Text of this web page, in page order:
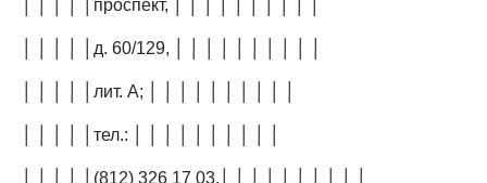
│ │ │ │ │проспект, │ │ │ │ │ │ │ │ │ │
│ │ │ │ │д. 60/129, │ │ │ │ │ │ │ │ │ │
│ │ │ │ │лит. А; │ │ │ │ │ │ │ │ │ │
│ │ │ │ │тел.: │ │ │ │ │ │ │ │ │ │
│ │ │ │ │(812) 326 17 03,│ │ │ │ │ │ │ │ │ │